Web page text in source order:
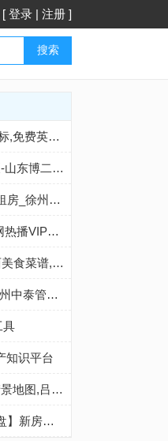
[ 登录 | 注册 ]
搜索
安徽英语口语培训,英语学习音标,免费英语学习网-安徽教育在线
中开泵,中开泵厂家,双吸中开泵-山东博二泵业有限公司
徐州二手房_徐州房产网_徐州租房_徐州房价(西安链家网)
麻花影视-好看的高清电影_全网热播VIP电视剧大全免费在线观看
江西美食网-江西特色小吃,江西美食菜谱,江西美食攻略,江西餐饮加盟,江西餐饮品牌排行榜
伸缩器_伸缩接头_传力接头-郑州中泰管道设备制造有限公司
具
知识平台
吕梁地图,吕梁电子地图,吕梁街景地图,吕梁平面地图(2025年8月新版)-城市吧
【武汉新房_武汉买房_武汉楼盘】新房房价,信息网-武汉贝壳新房